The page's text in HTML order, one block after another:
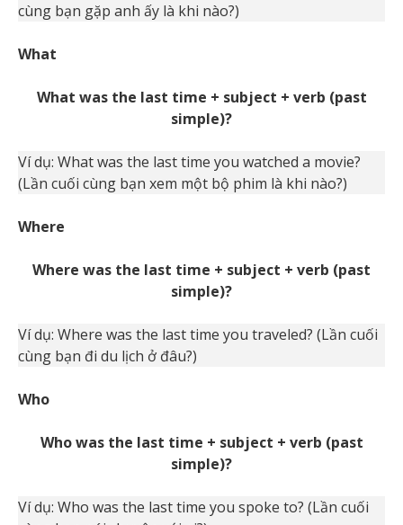
cùng bạn gặp anh ấy là khi nào?)
What
What was the last time + subject + verb (past
simple)?
Ví dụ: What was the last time you watched a movie?
(Lần cuối cùng bạn xem một bộ phim là khi nào?)
Where
Where was the last time + subject + verb (past
simple)?
Ví dụ: Where was the last time you traveled? (Lần cuối
cùng bạn đi du lịch ở đâu?)
Who
Who was the last time + subject + verb (past
simple)?
Ví dụ: Who was the last time you spoke to? (Lần cuối